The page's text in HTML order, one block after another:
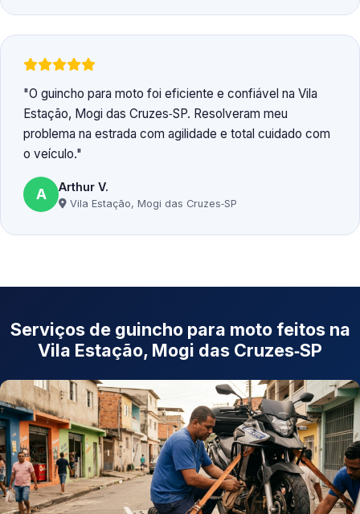
O guincho para moto foi eficiente e confiável na Vila
Estação, Mogi das Cruzes‑SP. Resolveram meu
problema na estrada com agilidade e total cuidado com
o veículo.
A Arthur V.
Vila Estação, Mogi das Cruzes‑SP
Serviços de guincho para moto feitos na
Vila Estação, Mogi das Cruzes‑SP